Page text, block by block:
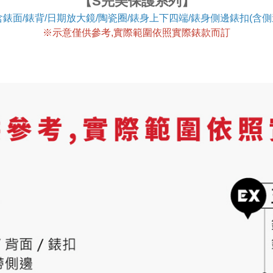
面/錶背/日期放大鏡/陶瓷圈/錶身上下四端/錶身側邊錶扣(含
※示意僅供參考,實際範圍依照實際錶款而訂